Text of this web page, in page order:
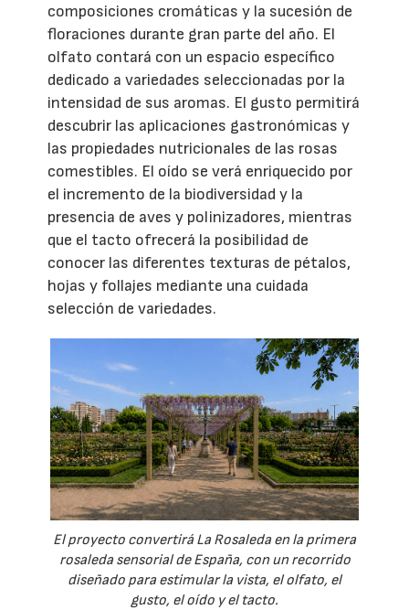
composiciones cromáticas y la sucesión de
floraciones durante gran parte del año. El
olfato contará con un espacio específico
dedicado a variedades seleccionadas por la
intensidad de sus aromas. El gusto permitirá
descubrir las aplicaciones gastronómicas y
las propiedades nutricionales de las rosas
comestibles. El oído se verá enriquecido por
el incremento de la biodiversidad y la
presencia de aves y polinizadores, mientras
que el tacto ofrecerá la posibilidad de
conocer las diferentes texturas de pétalos,
hojas y follajes mediante una cuidada
selección de variedades.
El proyecto convertirá La Rosaleda en la primera
rosaleda sensorial de España, con un recorrido
diseñado para estimular la vista, el olfato, el
gusto, el oído y el tacto.